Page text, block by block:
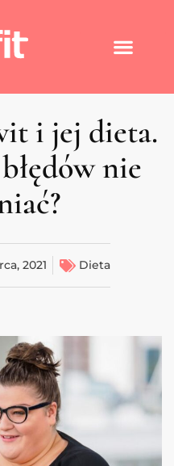
i jej dieta.
nie
2021 Dieta